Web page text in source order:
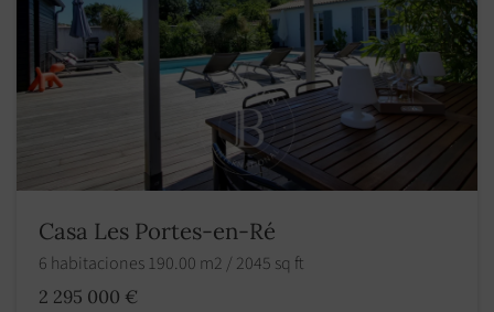
Casa Les Portes-en-Ré
6 habitaciones 190.00 m2 / 2045 sq ft
2 295 000 €